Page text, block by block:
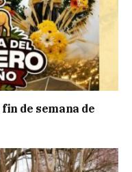
de semana de